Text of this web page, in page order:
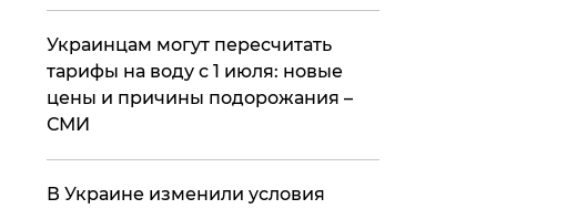
Украинцам могут пересчитать
тарифы на воду с 1 июля: новые
цены и причины подорожания –
СМИ
В Украине изменили условия